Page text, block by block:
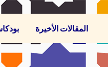
المقالات الأخيرة